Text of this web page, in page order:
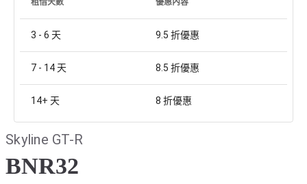
租借天數 優惠內容
3 - 6 天 9.5 折優惠
7 - 14 天 8.5 折優惠
14+ 天 8 折優惠
Skyline GT-R
BNR32